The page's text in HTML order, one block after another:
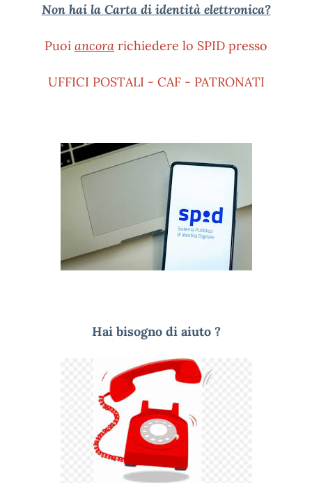
Non hai la Carta di identità elettronica?
Puoi ancora richiedere lo SPID presso
UFFICI POSTALI - CAF - PATRONATI
Hai bisogno di aiuto ?